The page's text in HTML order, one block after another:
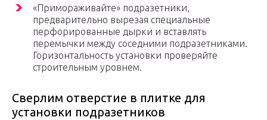
«Примораживайте» подразетники,
предварительно вырезая специальные
перфорированные дырки и вставлять
перемычки между соседними подразетниками.
Горизонтальность установки проверяйте
строительным уровнем.
Сверлим отверстие в плитке для
установки подразетников